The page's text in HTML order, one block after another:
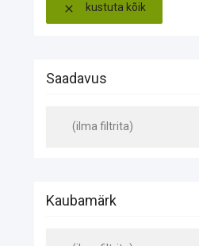
 kustuta kõik
Saadavus
(ilma filtrita)
Kaubamärk